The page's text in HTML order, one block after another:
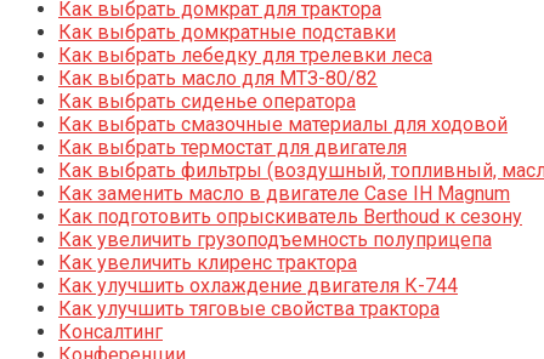
Как выбрать домкрат для трактора
Как выбрать домкратные подставки
Как выбрать лебедку для трелевки леса
Как выбрать масло для МТЗ-80/82
Как выбрать сиденье оператора
Как выбрать смазочные материалы для ходовой
Как выбрать термостат для двигателя
Как выбрать фильтры (воздушный, топливный,
Как заменить масло в двигателе Case IH Magnum
Как подготовить опрыскиватель Berthoud к сезону
Как увеличить грузоподъемность полуприцепа
Как увеличить клиренс трактора
Как улучшить охлаждение двигателя К-744
Как улучшить тяговые свойства трактора
Консалтинг